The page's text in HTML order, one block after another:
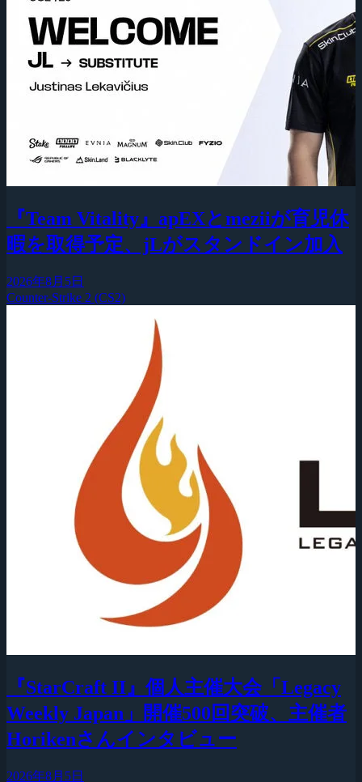
『Team Vitality』apEXとmeziiが育児休
暇を取得予定、jLがスタンドイン加入
2026年8月5日
Counter-Strike 2 (CS2)
『StarCraft II』個人主催大会「Legacy
Weekly Japan」開催500回突破、主催者
Horikenさんインタビュー
2026年8月5日